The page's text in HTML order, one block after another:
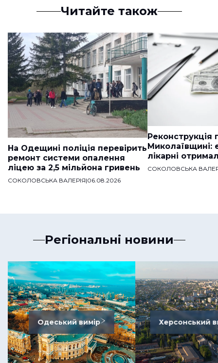
Читайте також
На Одещині поліція перевірить
ремонт системи опалення
ліцею за 2,5 мільйона гривень
СОКОЛОВСЬКА ВАЛЕРІЯ|06.08.2026
Реконструкція
Миколаївщині:
лікарні
СОКОЛОВСЬКА
Регіональні новини
Одеський вимір Херсонський